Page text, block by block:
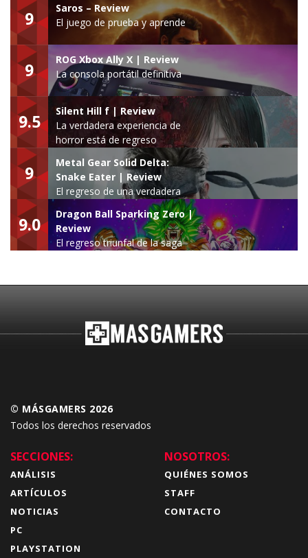
9
Saros – Review
El juego de prueba y aprende
9
ROG Xbox Ally X | Review
La consola portátil definitiva
9.5
Silent Hill f | Review
La verdadera experiencia de
horror está de regreso
9
Metal Gear Solid Delta:
Snake Eater | Review
El regreso de una verdadera
leyenda
9.0
Dragon Ball Sparking Zero |
Review
El regreso triunfal de la saga
© MÁSGAMERS 2026
Todos los derechos reservados
SECCIONES:
ANÁLISIS
ARTÍCULOS
NOTICIAS
PC
PLAYSTATION
NOSOTROS:
QUIÉNES SOMOS
STAFF
CONTACTO